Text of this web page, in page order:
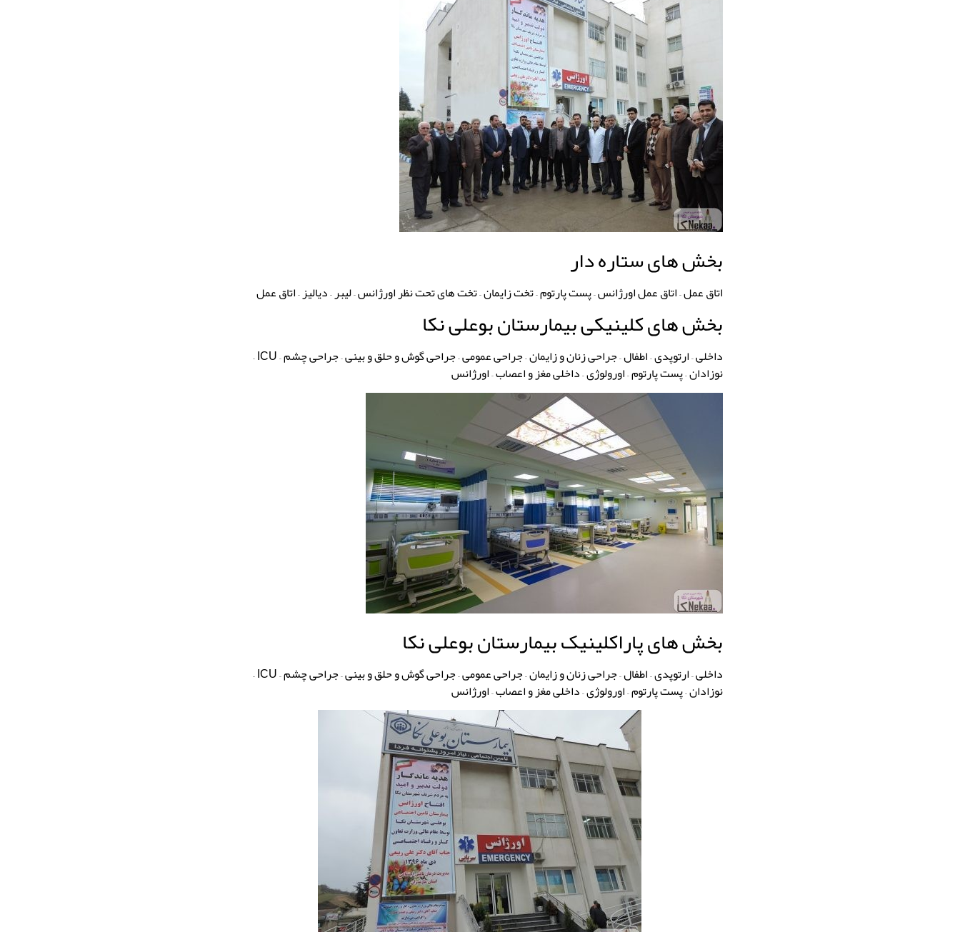
بخش های ستاره دار
اتاق عمل – اتاق عمل اورژانس – پست پارتوم – تخت زایمان – تخت های تحت نظر اورژانس – لیبر – دیالیز – اتاق عمل
بخش های کلینیکی بیمارستان بوعلی نکا
داخلی – ارتوپدی – اطفال – جراحی زنان و زایمان – جراحی عمومی – جراحی گوش و حلق و بینی – جراحی چشم – ICU –
نوزادان – پست پارتوم – اورولوژی – داخلی مغز و اعصاب – اورژانس
بخش های پاراکلینیک بیمارستان بوعلی نکا
داخلی – ارتوپدی – اطفال – جراحی زنان و زایمان – جراحی عمومی – جراحی گوش و حلق و بینی – جراحی چشم – ICU –
نوزادان – پست پارتوم – اورولوژی – داخلی مغز و اعصاب – اورژانس